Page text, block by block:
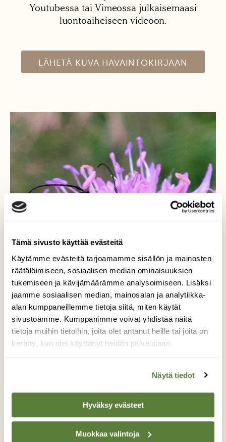
Tämä sivusto käyttää evästeitä
Käytämme evästeitä tarjoamamme sisällön ja mainosten
räätälöimiseen, sosiaalisen median ominaisuuksien
tukemiseen ja kävijämäärämme analysoimiseen. Lisäksi
jaamme sosiaalisen median, mainosalan ja analytiikka-
alan kumppaneillemme tietoja siitä, miten käytät
sivustoamme. Kumppanimme voivat yhdistää näitä
tietoja muihin tietoihin, joita olet antanut heille tai joita on
kerätty, kun olet käyttänyt heidän palvelujaan.
Näytä tiedot
Hyväksy evästeet
Muokkaa valintoja
Youtubessa tai Vimeossa julkaisemaasi
luontoaiheiseen videoon.
LÄHETÄ KUVA HAVAINTOKIRJAAN
Touhua ruusuruoholla.
Valokuvaaja: Tarja Naukkarinen, Savitaipale
5.7.2026